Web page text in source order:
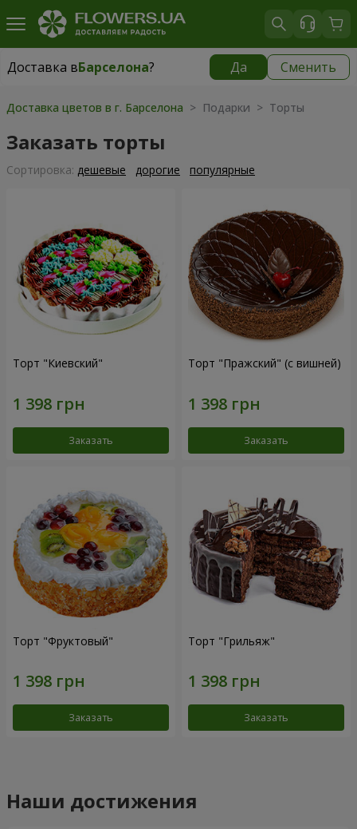
Доставка вБарселона? Да Сменить
Доставка вБарселона|
Доставка цветов в г. Барселона > Подарки > Торты
Заказать торты
Cортировка: дешевые дорогие популярные
Торт "Киевский"
Заказать
Торт "Пражский" (с вишней)
Заказать
Торт "Фруктовый"
Заказать
Торт "Грильяж"
Заказать
Наши достижения